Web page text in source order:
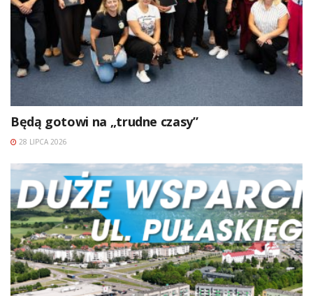
Będą gotowi na „trudne czasy”
28 LIPCA 2026